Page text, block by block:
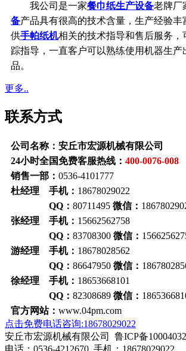
我公司是一家餐巾纸生产设备老牌厂
备产品具有很高的技术含量，生产经验丰
供手帕纸机相关的技术指导和售后服务，
踪指导，一直客户可以熟练使用机器生产
品。
更多..
联系方式
公司名称：安丘市宏源机械有限公司
24小时全国免费客服热线： 400-0076-008
销售一部： 0536-4101777
杜经理 手机： 18678029022
QQ： 80711495 微信：
张经理 手机： 15662562758
QQ： 83708300 微信：
游经理 手机： 18678028562
QQ： 86647950 微信：
徐经理 手机： 18653668101
QQ： 82308689 微信：
官方网站： www.04pm.com
点击免费电话咨询:18678029022
安丘市宏源机械有限公司 鲁ICP备